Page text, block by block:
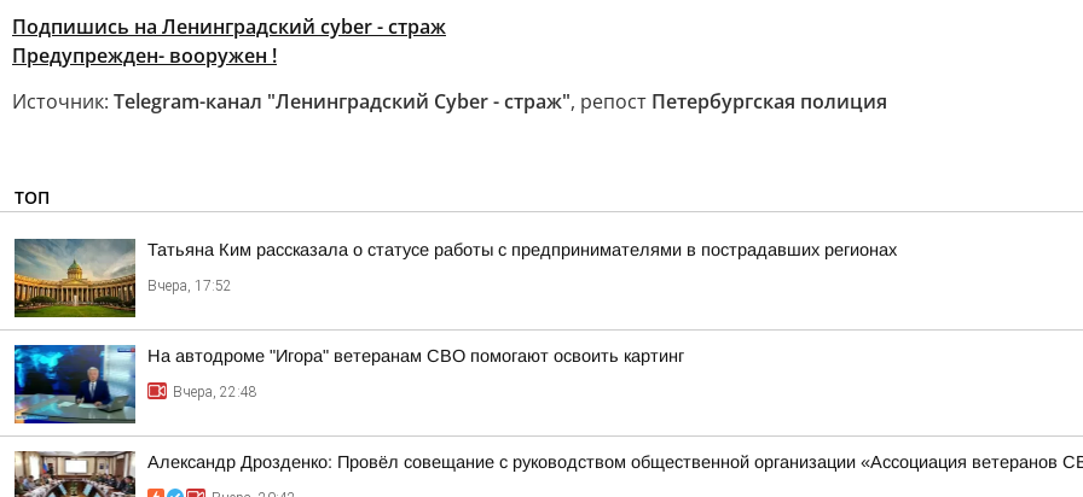
Подпишись на Ленинградский cyber - страж
Предупрежден- вооружен !
Источник: Telegram-канал "Ленинградский Cyber - страж", репост Петербургская полиция
ТОП
Татьяна Ким рассказала о статусе работы с предпринимателями в пострадавших регионах
Вчера, 17:52
На автодроме "Игора" ветеранам СВО помогают освоить картинг
Вчера, 22:48
Александр Дрозденко: Провёл совещание с руководством общественной организации «Ассоциация ветеранов